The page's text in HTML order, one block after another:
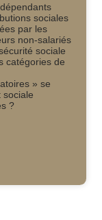
sociales
par les
non-salariés
sociale
catégories de
» se
sociale
?